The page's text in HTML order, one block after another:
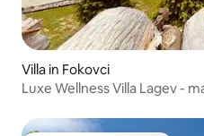
Villa in Fokovci
Luxe Wellness Villa Lagev -